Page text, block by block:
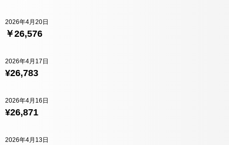
￥26,576
2026年4月20日
¥26,783
2026年4月17日
¥26,871
2026年4月16日
2026年4月13日